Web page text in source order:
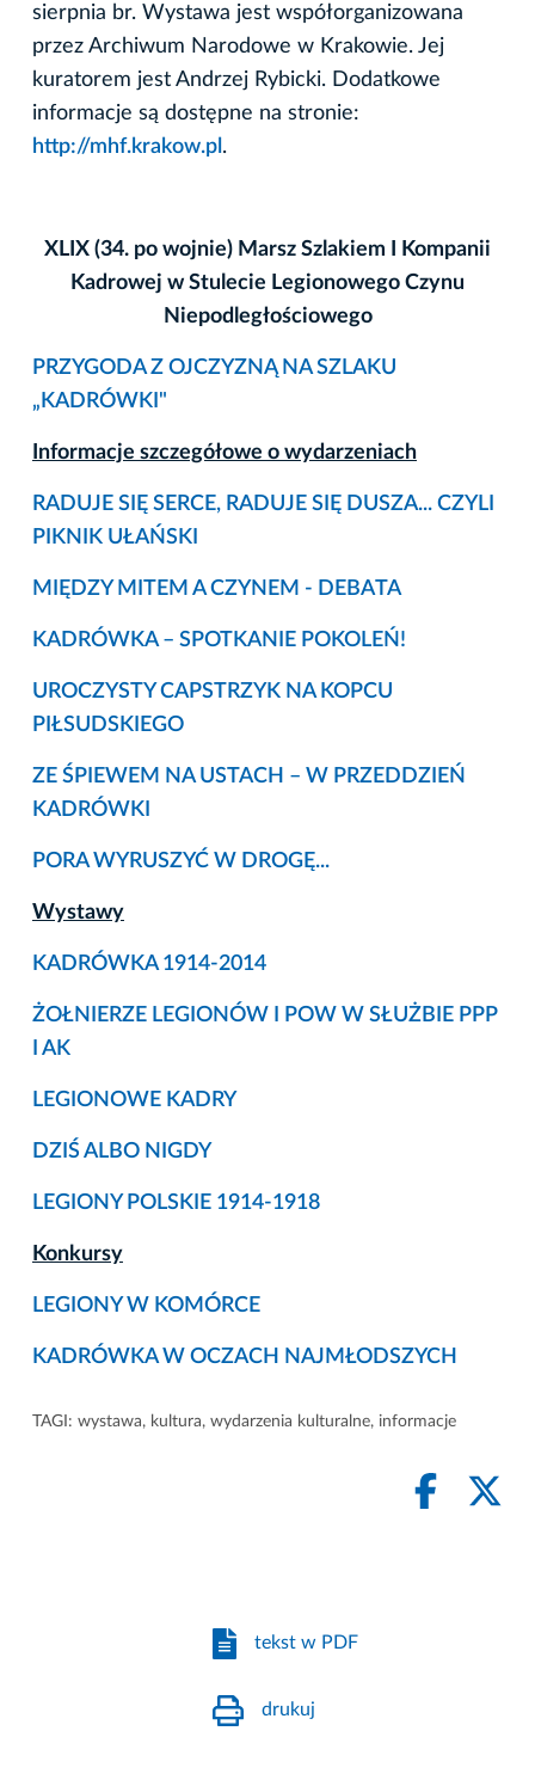
sierpnia br. Wystawa jest współorganizowana
przez Archiwum Narodowe w Krakowie. Jej
kuratorem jest Andrzej Rybicki. Dodatkowe
informacje są dostępne na stronie:
http://mhf.krakow.pl .
XLIX (34. po wojnie) Marsz Szlakiem I Kompanii
Kadrowej w Stulecie Legionowego Czynu
Niepodległościowego
PRZYGODA Z OJCZYZNĄ NA SZLAKU
„KADRÓWKI"
Informacje szczegółowe o wydarzeniach
RADUJE SIĘ SERCE, RADUJE SIĘ DUSZA... CZYLI
PIKNIK UŁAŃSKI
MIĘDZY MITEM A CZYNEM - DEBATA
KADRÓWKA – SPOTKANIE POKOLEŃ!
UROCZYSTY CAPSTRZYK NA KOPCU
PIŁSUDSKIEGO
ZE ŚPIEWEM NA USTACH – W PRZEDDZIEŃ
KADRÓWKI
PORA WYRUSZYĆ W DROGĘ...
Wystawy
KADRÓWKA 1914-2014
ŻOŁNIERZE LEGIONÓW I POW W SŁUŻBIE PPP
I AK
LEGIONOWE KADRY
DZIŚ ALBO NIGDY
LEGIONY POLSKIE 1914-1918
Konkursy
LEGIONY W KOMÓRCE
KADRÓWKA W OCZACH NAJMŁODSZYCH
TAGI: wystawa, kultura, wydarzenia kulturalne, informacje
tekst w PDF
drukuj